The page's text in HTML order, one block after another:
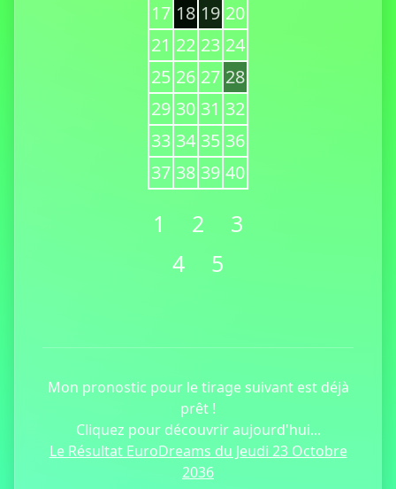
17 18 19 20
21 22 23 24
25 26 27 28
29 30 31 32
33 34 35 36
37 38 39 40
1 2
3
4
5
Mon pronostic pour le tirage suivant est déjà
prêt !
Cliquez pour découvrir aujourd'hui...
Le Résultat EuroDreams du Jeudi 23 Octobre
2036